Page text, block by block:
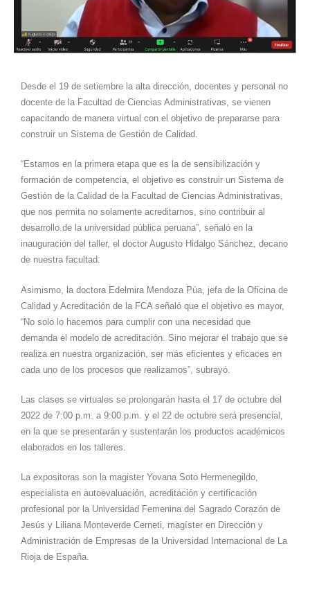
Desde el 19 de setiembre la alta dirección, docentes y personal no
docente de la Facultad de Ciencias Administrativas, se vienen
capacitando de manera virtual con el objetivo de prepararse para
construir un Sistema de Gestión de Calidad.
“Estamos en la primera etapa que es la de sensibilización y
formación de competencia, el objetivo es construir un Sistema de
Gestión de la Calidad de la Facultad de Ciencias Administrativas,
que nos permita no solamente acreditarnos, sino contribuir al
desarrollo de la universidad pública peruana”, señaló en la
inauguración del taller, el doctor Augusto Hidalgo Sánchez, decano
de nuestra facultad.
Asimismo, la doctora Edelmira Mendoza Púa, jefa de la Oficina de
Calidad y Acreditación de la FCA señaló que el objetivo es mayor,
“No solo lo hacemos para cumplir con una necesidad que
demanda el modelo de acreditación. Sino mejorar el trabajo que se
realiza en nuestra organización, ser más eficientes y eficaces en
cada uno de los procesos que realizamos”, subrayó.
Las clases se virtuales se prolongarán hasta el 17 de octubre del
2022 de 7:00 p.m. a 9:00 p.m. y el 22 de octubre será presencial,
en la que se presentarán y sustentarán los productos académicos
elaborados en los talleres.
La expositoras son la magister Yovana Soto Hermenegildo,
especialista en autoevaluación, acreditación y certificación
profesional por la Universidad Femenina del Sagrado Corazón de
Jesús y Liliana Monteverde Cerneti, magíster en Dirección y
Administración de Empresas de la Universidad Internacional de La
Rioja de España.